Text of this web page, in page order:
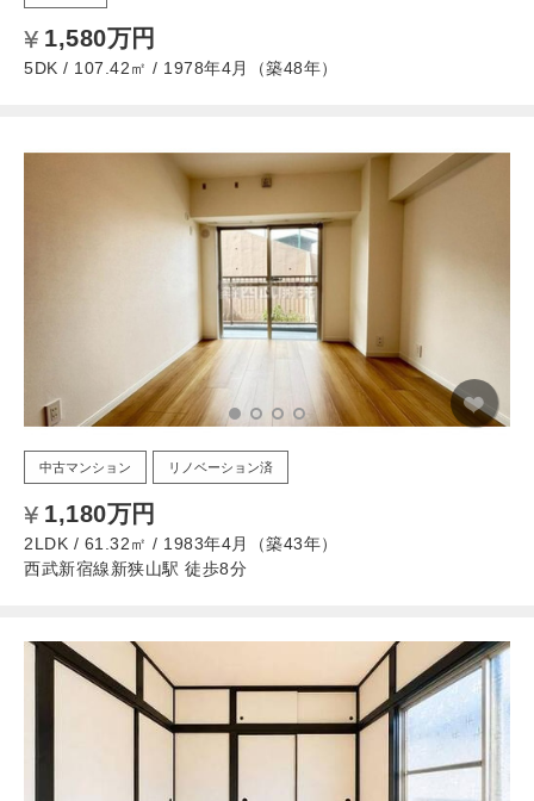
1,580万円
5DK / 107.42㎡ / 1978年4月（築48年）
中古マンション リノベーション済
1,180万円
2LDK / 61.32㎡ / 1983年4月（築43年）
西武新宿線新狭山駅 徒歩8分